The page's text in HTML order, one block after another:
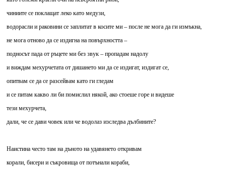
чиниите се поклащат леко като медузи,
водорасли и раковини се заплитат в косите ми – после не мога да ги измъкна,
не мога отново да се издигна на повърхността –
подносът пада от ръцете ми без звук – пропадам надолу
и виждам мехурчетата от дишането ми да се издигат, издигат се,
опитвам се да се разсейвам като ги гледам
и се питам какво ли би помислил някой, ако стоеше горе и видеше
тези мехурчета,
дали, че се дави човек или че водолаз изследва дълбините?
Наистина често там на дъното на удавянето откривам
корали, бисери и съкровища от потънали кораби,